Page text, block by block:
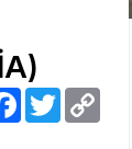
Facebook
TwitterCopy